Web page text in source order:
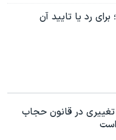
رد یا تایید آن
تغییری در قانون حجاب